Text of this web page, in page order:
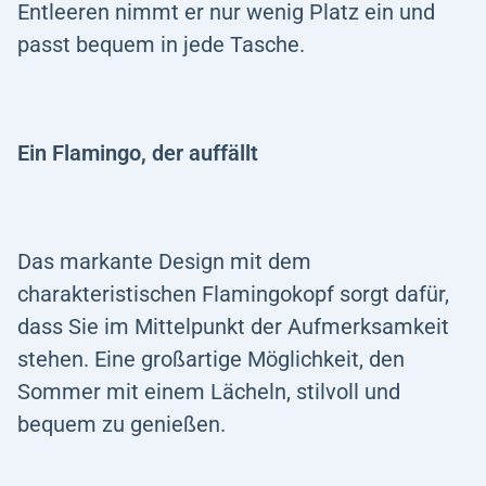
Entleeren nimmt er nur wenig Platz ein und
passt bequem in jede Tasche.
Ein Flamingo, der auffällt
Das markante Design mit dem
charakteristischen Flamingokopf sorgt dafür,
dass Sie im Mittelpunkt der Aufmerksamkeit
stehen. Eine großartige Möglichkeit, den
Sommer mit einem Lächeln, stilvoll und
bequem zu genießen.